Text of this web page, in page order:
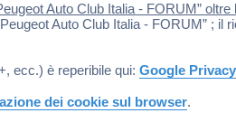
Auto Club Italia - FORUM” oltre
Auto Club Italia - FORUM” ; il
ecc.) è reperibile qui: Google
dei cookie sul browser.